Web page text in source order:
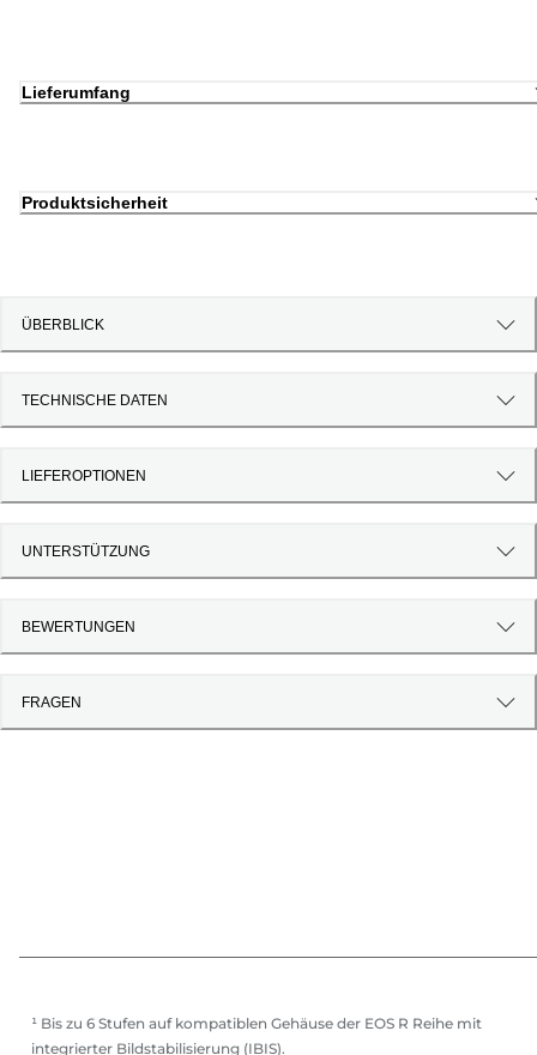
Lieferumfang
Produktsicherheit
ÜBERBLICK
TECHNISCHE DATEN
LIEFEROPTIONEN
UNTERSTÜTZUNG
BEWERTUNGEN
FRAGEN
¹ Bis zu 6 Stufen auf kompatiblen Gehäuse der EOS R Reihe mit
integrierter Bildstabilisierung (IBIS).